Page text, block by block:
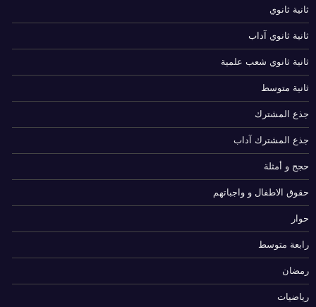
ثانية ثانوي
ثانية ثانوي آداب
ثانية ثانوي شعب علمية
ثانية متوسط
جذع المشترك
جذع المشترك آداب
حجج و أمثلة
حقوق الاطفال و واجباتهم
حوار
رابعة متوسط
رمضان
رياضيات